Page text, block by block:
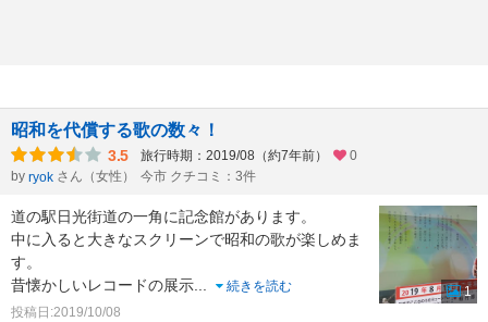
昭和を代償する歌の数々！
3.5 旅行時期：2019/08（約7年前）
0
by ryok さん（女性） 今市 クチコミ：3件
道の駅日光街道の一角に記念館があります。
中に入ると大きなスクリーンで昭和の歌が楽しめま
す。
昔懐かしいレコードの展示...
続きを読む
投稿日:2019/10/08
1